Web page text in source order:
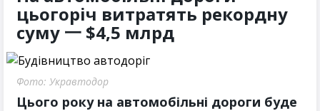
цьогоріч витратять рекордну
суму 一 $4,5 млрд
Фото: Укравтодор
Цього року на автомобільні дороги буде